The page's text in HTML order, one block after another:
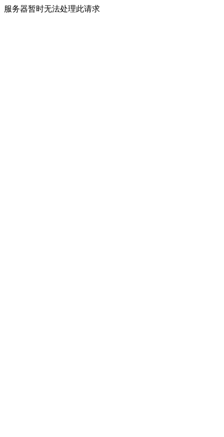
服务器暂时无法处理此请求